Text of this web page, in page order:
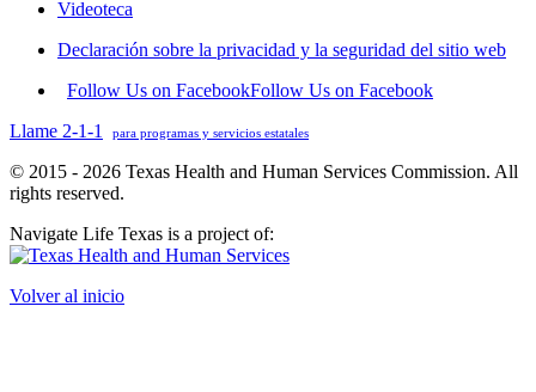
Texas.gov
Videoteca
Declaración sobre la privacidad y la seguridad del sitio web
Follow Us on FacebookFollow Us on Facebook
Llame 2-1-1
para programas y servicios estatales
rights reserved.